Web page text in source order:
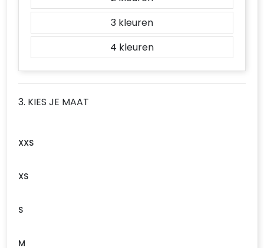
3
4
3. KIES JE MAAT
XXS
XS
S
M